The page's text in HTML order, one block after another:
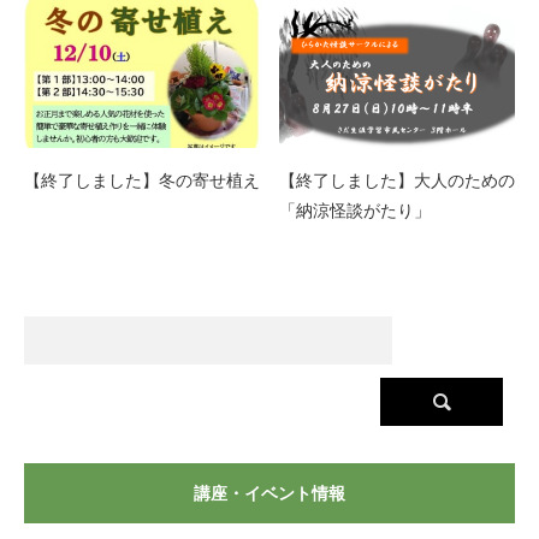
【終了しました】冬の寄せ植え
【終了しました】大人のための
「納涼怪談がたり」
講座・イベント情報